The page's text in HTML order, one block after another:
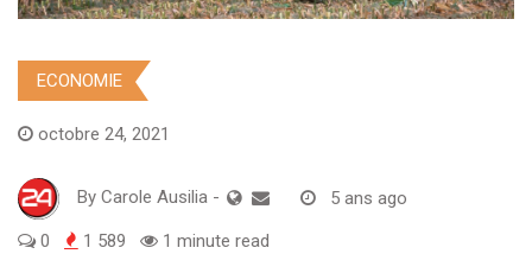
ECONOMIE
octobre 24, 2021
By Carole Ausilia - 5 ans ago
0 1 589 1 minute read